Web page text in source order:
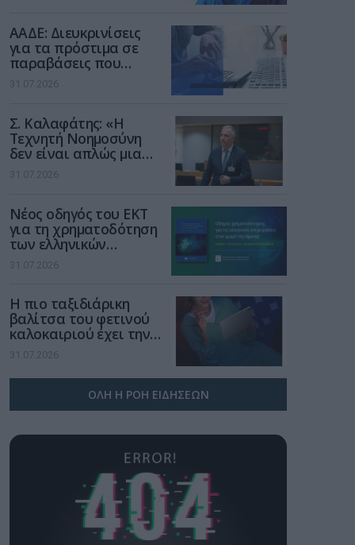
ΑΑΔΕ: Διευκρινίσεις
για τα πρόστιμα σε
παραβάσεις που
αφορούν τους ΦΗΜ
31.07.2026
Σ. Καλαφάτης: «Η
Τεχνητή Νοημοσύνη
δεν είναι απλώς μια
νέα τεχνολογία, είναι
μια νέα βιομηχανική
31.07.2026
Νέος οδηγός του ΕΚΤ
για τη χρηματοδότηση
των ελληνικών
επιχειρήσεων στον
χώρο της άμυνας
31.07.2026
Η πιο ταξιδιάρικη
βαλίτσα του φετινού
καλοκαιριού έχει την
υπογραφή της Xiaomi
31.07.2026
ΟΛΗ Η ΡΟΗ ΕΙΔΗΣΕΩΝ